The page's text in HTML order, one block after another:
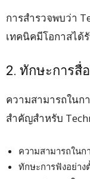
การสำรวจพบว่า
เทคนิคมีโอกาสได้
2. ทักษะการสื่
ความสามารถในก
สำคัญสำหรับ
ความสามารถในก
ทักษะการฟังอย่าง